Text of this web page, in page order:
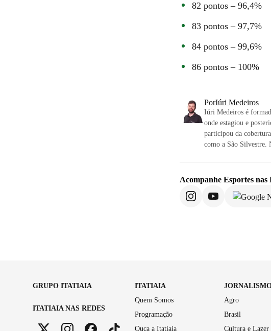
82 pontos – 96,4%
83 pontos – 97,7%
84 pontos – 99,6%
86 pontos – 100%
PorIúri Medeiros
Iúri Medeiros é
onde estagiou e
participou da
como a São Silvestre.
Acompanhe Esportes nas
GRUPO ITATIAIA
ITATIAIA NAS REDES
ITATIAIA
Quem Somos
Programação
Ouça a Itatiaia
Agro
Brasil
Cultura e Lazer